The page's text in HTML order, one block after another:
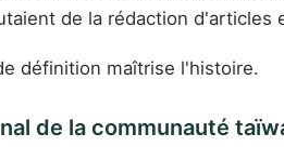
de la rédaction d'articles
définition maîtrise l'histoire.
de la communauté